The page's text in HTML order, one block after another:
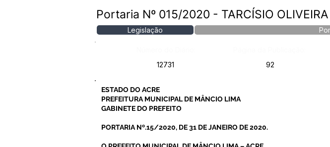
Portaria Nº 015/2020 - TARCÍSIO
Legislação
12731
92
ESTADO DO ACRE
PREFEITURA MUNICIPAL DE MÂNCIO LIMA
GABINETE DO PREFEITO
PORTARIA Nº.15/2020, DE 31 DE JANEIRO DE 2020.